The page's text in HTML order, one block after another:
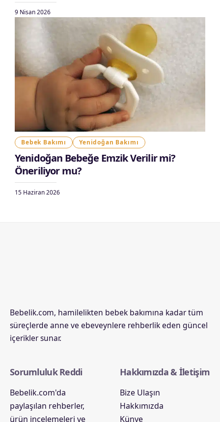
9 Nisan 2026
Bebek Bakımı Yenidoğan Bakımı
Yenidoğan Bebeğe Emzik Verilir mi?
Öneriliyor mu?
15 Haziran 2026
Bebelik.com, hamilelikten bebek bakımına kadar tüm
süreçlerde anne ve ebeveynlere rehberlik eden güncel
içerikler sunar.
Sorumluluk Reddi
Bebelik.com'da
paylaşılan rehberler,
ürün incelemeleri ve
Hakkımızda & İletişim
Bize Ulaşın
Hakkımızda
Künye